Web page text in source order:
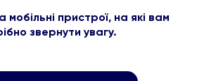
пристрої, на які вам
звернути увагу.